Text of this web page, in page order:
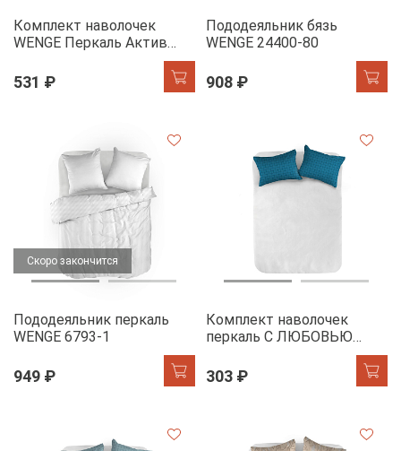
Комплект наволочек
WENGE Перкаль Актив
зеленый
531 ₽
Пододеяльник бязь
WENGE 24400-80
908 ₽
Скоро закончится
Пододеяльник перкаль
WENGE 6793-1
949 ₽
Комплект наволочек
перкаль С ЛЮБОВЬЮ
303 ₽